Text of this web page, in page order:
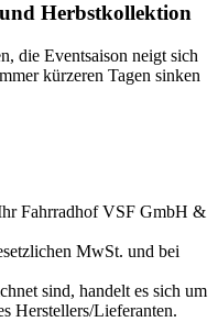
Herbstkollektion
die Eventsaison neigt sich
kürzeren Tagen sinken
Fahrradhof VSF GmbH &
MwSt. und bei
sind, handelt es sich um
Herstellers/Lieferanten.